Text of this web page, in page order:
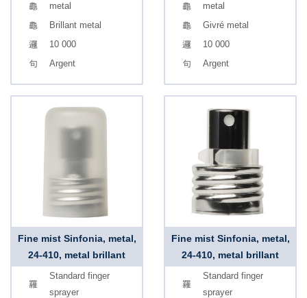
metal
Brillant metal
10 000
Argent
metal
Givré metal
10 000
Argent
Fine mist Sinfonia, metal,
24-410, metal brillant
Standard finger
sprayer
Fine mist Sinfonia, metal,
24-410, metal brillant
Standard finger
sprayer